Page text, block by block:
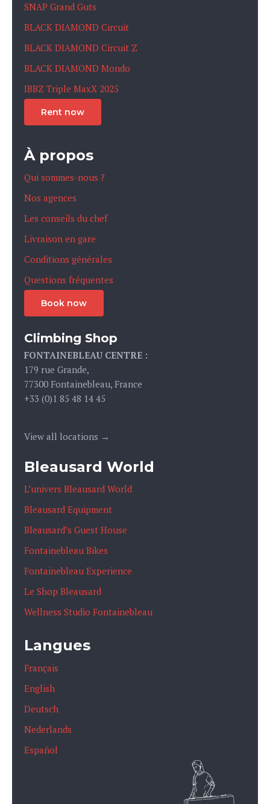
SNAP Grand Guts
BLACK DIAMOND Circuit
BLACK DIAMOND Circuit Z
BLACK DIAMOND Mondo
IBBZ Triple MaxX 2025
Rent now
À propos
Qui sommes-nous ?
Nos agences
Les conseils du chef
Livraison en gare
Conditions générales
Questions fréquentes
Book now
Climbing Shop
FONTAINEBLEAU CENTRE :
179 rue Grande,
77300 Fontainebleau, France
+33 (0)1 85 48 14 45
View all locations →
Bleausard World
L’univers Bleausard World
Bleausard Equipment
Bleausard’s Guest House
Fontainebleau Bikes
Fontainebleau Experience
Le Shop Bleausard
Wellness Studio Fontainebleau
Langues
Français
English
Deutsch
Nederlands
Español